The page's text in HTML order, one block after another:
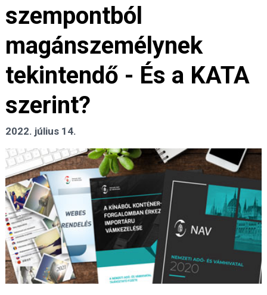
szempontból
magánszemélynek
tekintendő - És a KATA
szerint?
2022. július 14.